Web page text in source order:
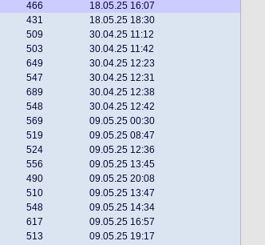
466 18.05.25 16:07
431 18.05.25 18:30
509 30.04.25 11:12
503 30.04.25 11:42
649 30.04.25 12:23
547 30.04.25 12:31
689 30.04.25 12:38
548 30.04.25 12:42
569 09.05.25 00:30
519 09.05.25 08:47
524 09.05.25 12:36
556 09.05.25 13:45
490 09.05.25 20:08
510 09.05.25 13:47
548 09.05.25 14:34
617 09.05.25 16:57
513 09.05.25 19:17